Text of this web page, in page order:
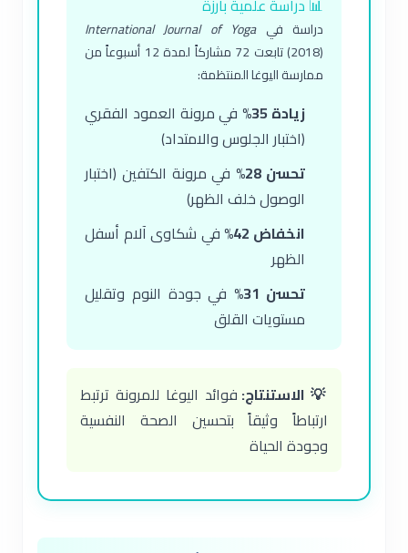
📊 دراسة علمية بارزة
دراسة فيInternational Journal of Yoga
(2018) تابعت 72 مشاركاً لمدة 12 أسبوعاً من
ممارسة اليوغا المنتظمة:
زيادة 35%
في مرونة العمود الفقري
(اختبار الجلوس والامتداد)
تحسن 28%
في مرونة الكتفين (اختبار
الوصول خلف الظهر)
انخفاض 42%
في شكاوى آلام أسفل
الظهر
تحسن 31%
في جودة النوم وتقليل
مستويات القلق
💡 الاستنتاج: فوائد اليوغا للمرونة ترتبط
ارتباطاً وثيقاً بتحسين الصحة النفسية
وجودة الحياة